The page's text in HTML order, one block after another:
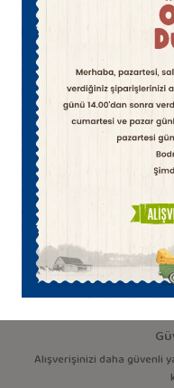
Temiz
60 Yıllık Çıngıloğlu
Siparişlerinizi büyük bir
Alışverişinizi daha güvenli